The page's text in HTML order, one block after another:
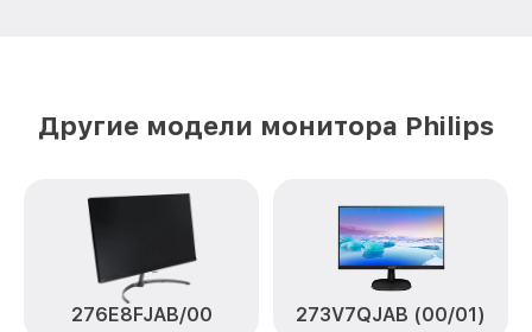
Другие модели монитора Philips
276E8FJAB/00 273V7QJAB (00/01)